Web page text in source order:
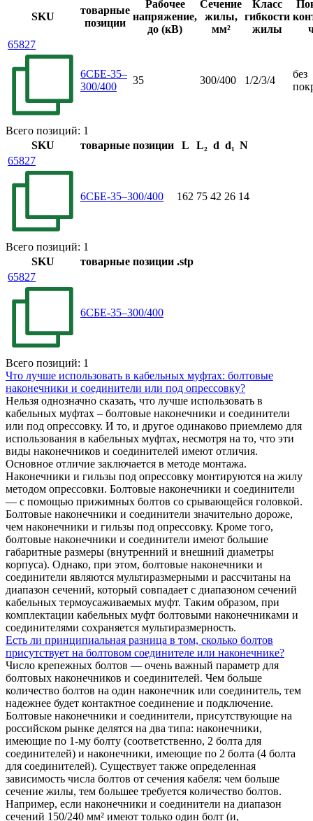
SKU
товарные
позиции
Рабочее
напряжение,
до (кВ)
Сечение
жилы,
мм²
Класс
гибкости
жилы
65827
6СБЕ-35–
300/400
35 300/400 1/2/3/4
без
Всего позиций: 1
SKU
товарные позиции L L₂ d d₁ N
65827
6СБЕ-35–300/400 162 75 42 26 14
Всего позиций: 1
SKU
товарные позиции .stp
65827
6СБЕ-35–300/400
Всего позиций: 1
Что лучше использовать в кабельных муфтах: болтовые
наконечники и соединители или под опрессовку?
Нельзя однозначно сказать, что лучше использовать в
кабельных муфтах – болтовые наконечники и соединители
или под опрессовку. И то, и другое одинаково приемлемо для
использования в кабельных муфтах, несмотря на то, что эти
виды наконечников и соединителей имеют отличия.
Основное отличие заключается в методе монтажа.
Наконечники и гильзы под опрессовку монтируются на жилу
методом опрессовки. Болтовые наконечники и соединители
— c помощью прижимных болтов со срывающейся головкой.
Болтовые наконечники и соединители значительно дороже,
чем наконечники и гильзы под опрессовку. Кроме того,
болтовые наконечники и соединители имеют большие
габаритные размеры (внутренний и внешний диаметры
корпуса). Однако, при этом, болтовые наконечники и
соединители являются мультиразмерными и рассчитаны на
диапазон сечений, который совпадает с диапазоном сечений
кабельных термоусаживаемых муфт. Таким образом, при
комплектации кабельных муфт болтовыми наконечниками и
соединителями сохраняется мультиразмерность.
Есть ли принципиальная разница в том, сколько болтов
присутствует на болтовом соединителе или наконечнике?
Число крепежных болтов — очень важный параметр для
болтовых наконечников и соединителей. Чем больше
количество болтов на один наконечник или соединитель, тем
надежнее будет контактное соединение и подключение.
Болтовые наконечники и соединители, присутствующие на
российском рынке делятся на два типа: наконечники,
имеющие по 1-му болту (соответственно, 2 болта для
соединителей) и наконечники, имеющие по 2 болта (4 болта
для соединителей). Существует также определенная
зависимость числа болтов от сечения кабеля: чем больше
сечение жилы, тем большее требуется количество болтов.
Например, если наконечники и соединители на диапазон
сечений 150/240 мм² имеют только один болт (и,